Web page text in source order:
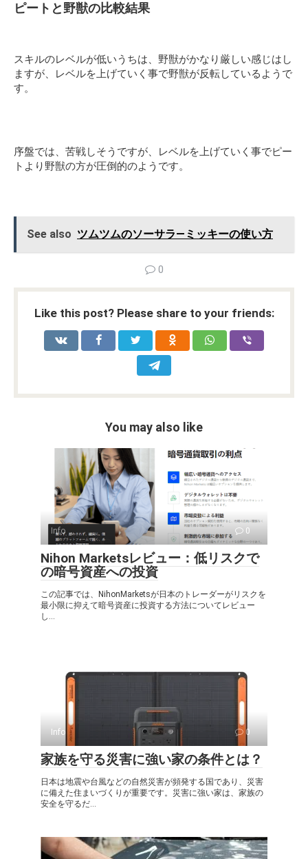
ピートと野獣の比較結果
スキルのレベルが低いうちは、野獣がかなり厳しい感じはし
ますが、レベルを上げていく事で野獣が反転しているようで
す。
序盤では、苦戦しそうですが、レベルを上げていく事でピー
トより野獣の方が圧倒的のようです。
See also ツムツムのソーサラ—ミッキーの使い方
0
Like this post? Please share to your friends:
You may also like
Info 0
Nihon Marketsレビュー：低リスクで
の暗号資産への投資
この記事では、NihonMarketsが日本のトレーダーがリスクを
最小限に抑えて暗号資産に投資する方法についてレビュー
し...
Info 0
家族を守る災害に強い家の条件とは？
日本は地震や台風などの自然災害が頻発する国であり、災害
に備えた住まいづくりが重要です。災害に強い家は、家族の
安全を守るだ...